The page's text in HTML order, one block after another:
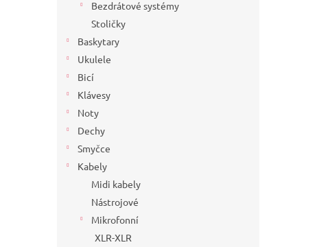
Bezdrátové systémy
Stoličky
Baskytary
Ukulele
Bicí
Klávesy
Noty
Dechy
Smyčce
Kabely
Midi kabely
Nástrojové
Mikrofonní
XLR-XLR